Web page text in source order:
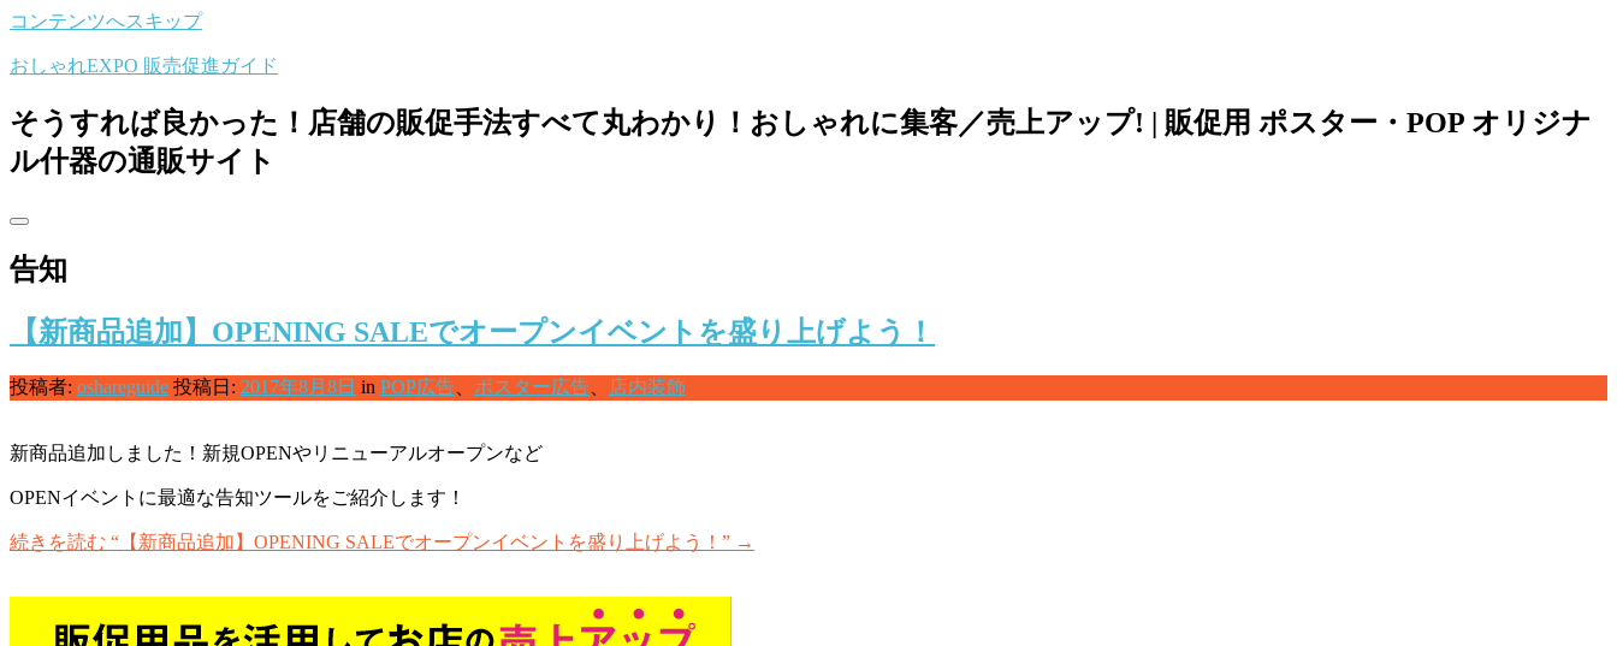
コンテンツへスキップ
おしゃれEXPO 販売促進ガイド
そうすれば良かった！店舗の販促手法すべて丸わかり！おしゃれに集客／売上アップ! | 販促用 ポスター・POP オリジナ
ル什器の通販サイト
告知
【新商品追加】OPENING SALEでオープンイベントを盛り上げよう！
投稿者: oshareguide 投稿日: 2017年8月8日 in POP広告 ポスター広告 店内装飾
新商品追加しました！新規OPENやリニューアルオープンなど
OPENイベントに最適な告知ツールをご紹介します！
続きを読む “【新商品追加】OPENING SALEでオープンイベントを盛り上げよう！” →